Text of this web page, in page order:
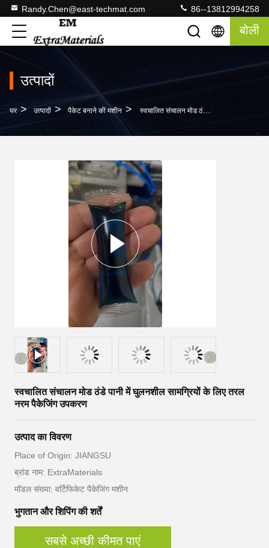
Randy.Chen@east-techmat.com 86--13812994258
बोली
उत्पादों
घर > उत्पादों > पैकेट बनाने की मशीन > स्वचालित संचालन मोड ठंडे पानी में घुलनशील सामग्रियों के लिए तरल नरम पैकेजिंग उपकरण
स्वचालित संचालन मोड ठंडे पानी में घुलनशील सामग्रियों के लिए तरल
नरम पैकेजिंग उपकरण
उत्पाद का विवरण
Place of Origin: JIANGSU
ब्रांड नाम: ExtraMaterials
मॉडल संख्या: वर्टिफिकेट पैकेजिंग मशीन
भुगतान और शिपिंग की शर्तें
सबसे अच्छी कीमत पाएं